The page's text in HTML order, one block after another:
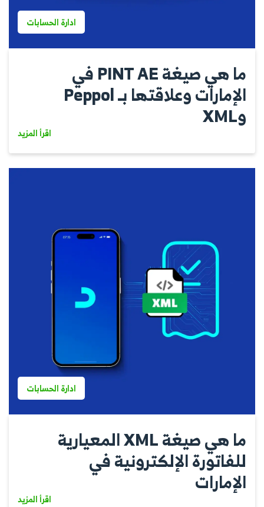
ادارة الحسابات
ما هي صيغة PINT AE في
الإمارات وعلاقتها بـ Peppol
وXML
اقرأ المزيد
ادارة الحسابات
ما هي صيغة XML المعيارية
للفاتورة الإلكترونية في
الإمارات
اقرأ المزيد